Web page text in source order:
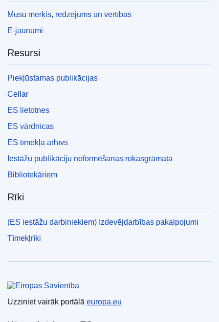
Mūsu mērķis, redzējums un vērtības
E-jaunumi
Resursi
Piekļūstamas publikācijas
Cellar
ES lietotnes
ES vārdnīcas
ES tīmekļa arhīvs
Iestāžu publikāciju noformēšanas rokasgrāmata
Bibliotekāriem
Rīki
(ES iestāžu darbiniekiem) Izdevējdarbības pakalpojumi
Tīmekļrīki
Eiropas Savienība
Uzziniet vairāk portālā europa.eu